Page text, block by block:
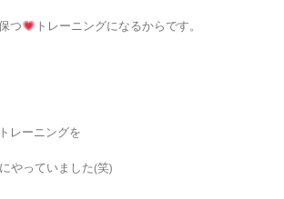
つ トレーニングになるからです。
レーニングを
やっていました(笑)